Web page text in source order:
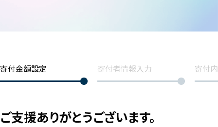
寄付金額設定 寄付者情報入力 寄付
ご支援ありがとうございます。